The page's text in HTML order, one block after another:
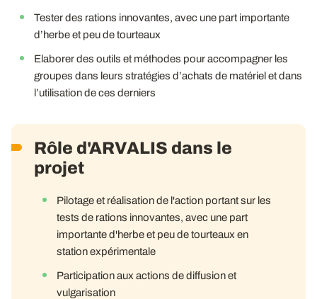
Tester des rations innovantes, avec une part importante
d’herbe et peu de tourteaux
Elaborer des outils et méthodes pour accompagner les
groupes dans leurs stratégies d’achats de matériel et dans
l’utilisation de ces derniers
Rôle d'ARVALIS dans le
projet
Pilotage et réalisation de l'action portant sur les
tests de rations innovantes, avec une part
importante d'herbe et peu de tourteaux en
station expérimentale
Participation aux actions de diffusion et
vulgarisation